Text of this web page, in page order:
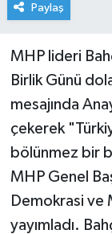
Paylaş
MHP lideri
Birlik Günü
mesajında
çekerek
bölünmez bir
MHP Genel
Demokrasi ve
yayımladı.